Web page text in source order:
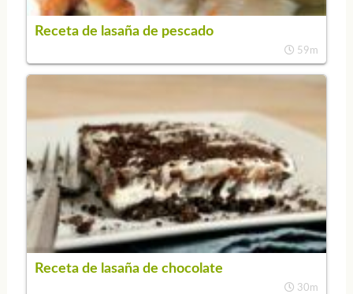
Receta de lasaña de pescado
59m
Receta de lasaña de chocolate
30m